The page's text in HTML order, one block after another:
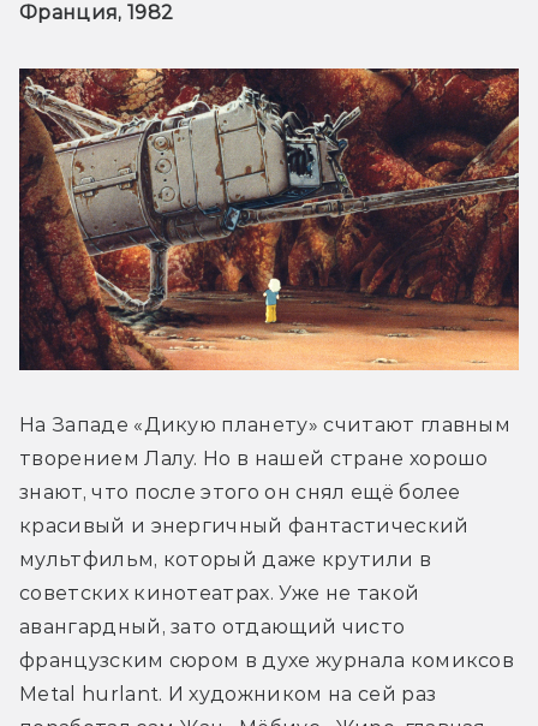
Франция, 1982
На Западе «Дикую планету» считают главным
творением Лалу. Но в нашей стране хорошо
знают, что после этого он снял ещё более
красивый и энергичный фантастический
мультфильм, который даже крутили в
советских кинотеатрах. Уже не такой
авангардный, зато отдающий чисто
французским сюром в духе журнала комиксов
Metal hurlant. И художником на сей раз